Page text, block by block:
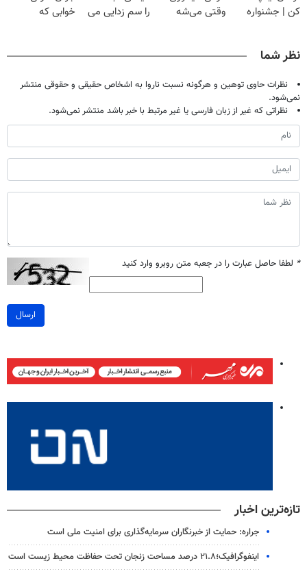
کن | جشنواره
وقتی می‌شه
را سم زدایی می
خوابی که
نظر شما
نظرات حاوی توهین و هرگونه نسبت ناروا به اشخاص حقیقی و حقوقی منتشر
نمی‌شود.
نظراتی که غیر از زبان فارسی یا غیر مرتبط با خبر باشد منتشر نمی‌شود.
* لطفا حاصل عبارت را در جعبه متن روبرو وارد کنید
ارسال
تازه‌ترین اخبار
جراره: حمایت از خبرنگاران سرمایه‌گذاری برای امنیت ملی است
اینفوگرافیک؛۲۱.۸ درصد مساحت زنجان تحت حفاظت محیط زیست است